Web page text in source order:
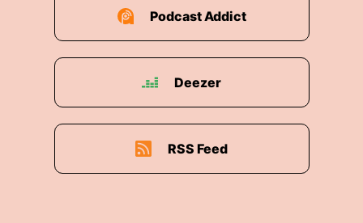
Podcast Addict
Deezer
RSS Feed